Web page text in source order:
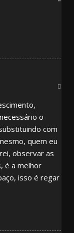
o
com
quem eu
observar as
é a melhor
isso é regar